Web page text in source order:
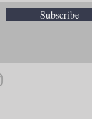
Subscribe